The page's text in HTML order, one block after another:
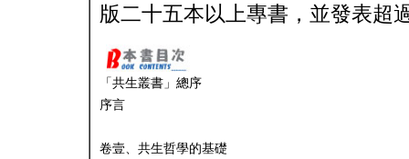
版二十五本以上專書，並發表超
「共生叢書」總序
序言
卷壹、共生哲學的基礎